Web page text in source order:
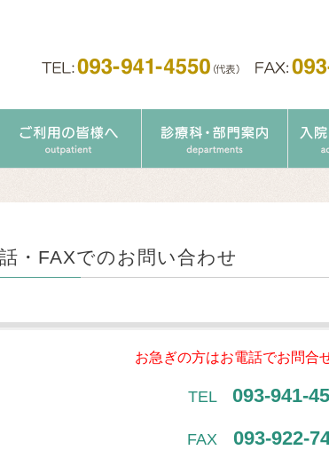
・FAXでのお問い合わせ
お急ぎの方はお電話でお問合
TEL 093-941-
FAX 093-922-